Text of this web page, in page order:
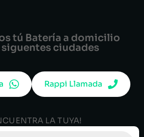
tú Batería a domicilio
siguentes ciudades
Rappi Llamada
LA TUYA!